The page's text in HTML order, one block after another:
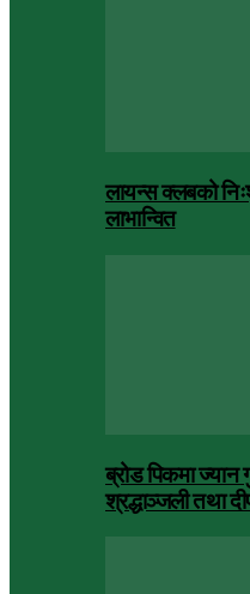
लायन्स क्लबको
लाभान्वित
ब्रोड पिकमा ज्यान
श्रद्धाञ्जली तथा